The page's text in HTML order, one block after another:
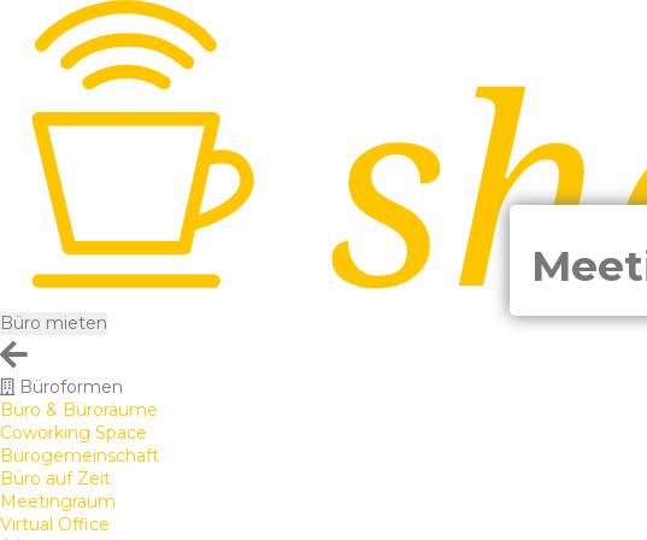
Büro mieten
Büroformen
Büro & Büroräume
Coworking Space
Bürogemeinschaft
Büro auf Zeit
Meetingraum
Virtual Office